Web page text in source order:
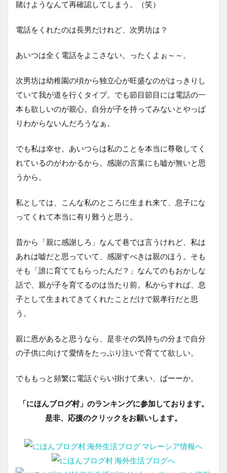
賭けようなんて再確認してしまう。（笑）
電話をくれたのは長男だけれど、次男坊は？
あいつは全く電話をよこさない。ったくよぉ～～。
次男坊は幼稚園の頃から独立心が旺盛なのがはっきりし
ていて我が道を行くタイプ。でも節目節目には電話の一
本も欲しいのが親心。自分が子を持ってみないとやっぱ
りわからないんだろうなぁ。
でも私は幸せ。あいつらは私のことを本当に尊敬してく
れているのがわかるから。感謝の言葉にも嘘が無いと思
うから。
私としては、こんな私のところに生まれ来て、息子にな
ってくれて本当に有り難うと思う。
昔から「親に感謝しろ」なんて巷では言うけれど、私は
あれは嘘だと思っていて、感謝すべきは親のほう。そも
そも「誰に育ててもらったんだ？」なんてのもおかしな
話で、親が子を育てるのは当たり前。私からすれば、息
子として生まれてきてくれたことだけで親孝行だと思
う。
親に恩があると思うなら、是非その気持ちの分まで自分
の子供に向けて愛情をたっぷり注いで育てて欲しい。
でももっと頻繁に電話ぐらい掛けて来い、ばーーか。
「にほんブログ村」のランキングに参加しております。
是非、応援のクリックをお願いします。